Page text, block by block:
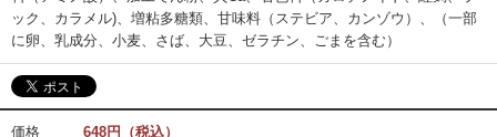
ック、カラメル)、増粘多糖類、甘味料（ステビア、カンゾウ）、（一部
に卵、乳成分、小麦、さば、大豆、ゼラチン、ごまを含む）
価格
648円（税込）